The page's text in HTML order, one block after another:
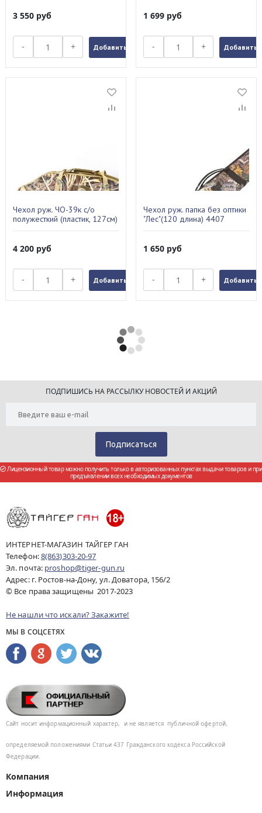
3 550 руб
- + Добавить в заказ
1 699 руб
- + Добавить
Чехол руж. ЧО-39к с/о
полужесткий (пластик, 127см)
4 200 руб
- + Добавить в заказ
Чехол руж. папка без оптики
"Лес"(120 длина) 4407
1 650 руб
- + Добавить
ПОДПИШИСЬ НА РАССЫЛКУ НОВОСТЕЙ И АКЦИЙ
Лицензионный товар можно получить только в авторизованных пунктах выдачи товаров и при
предъявлении всех необходимых документов
ИНТЕРНЕТ-МАГАЗИН ТАЙГЕР ГАН
Телефон:8(863)303-20-97
Эл. почта: proshop@tiger-gun.ru
Адрес: г. Ростов-на-Дону, ул. Доватора, 156/2
© Все права защищены 2017-2023
Не нашли что искали? Закажите!
МЫ В СОЦСЕТЯХ
Сайт носит информационный характер, и не является публичной офертой,
определяемой положениями Статьи 437 Гражданского кодекса Российской
Федерации.
Компания
Информация